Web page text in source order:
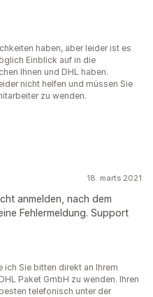
haben, aber leider ist es
Einblick auf in die
Ihnen und DHL haben.
nicht helfen und müssen Sie
zu wenden.
18. marts 2021
anmelden, nach dem
Fehlermeldung. Support
ich Sie bitten direkt an Ihrem
Paket GmbH zu wenden. Ihren
telefonisch unter der